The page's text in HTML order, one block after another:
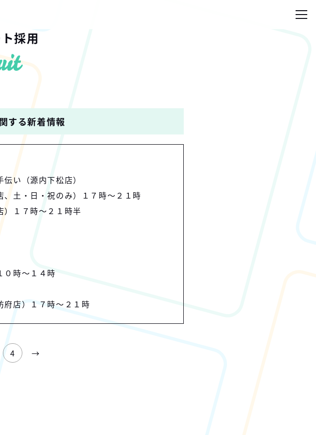
採用
する新着情報
い（源内下松店）
土・日・祝のみ）１７時～２１時
）１７時～２１時半
０時～１４時
府店）１７時～２１時
4 →